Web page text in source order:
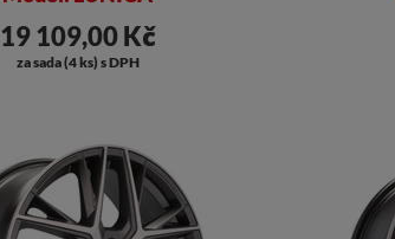
19 109,00 Kč
za sada (4 ks) s DPH